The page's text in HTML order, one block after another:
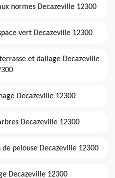
normes Decazeville 12300
vert Decazeville 12300
et dallage Decazeville
Decazeville 12300
Decazeville 12300
pelouse Decazeville 12300
Decazeville 12300